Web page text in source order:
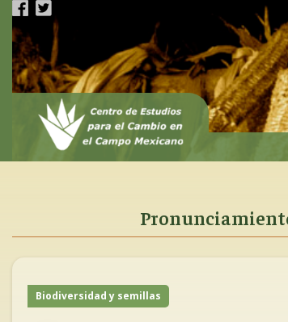
Pasar
contenido
principal
Biodiversidad y semillas